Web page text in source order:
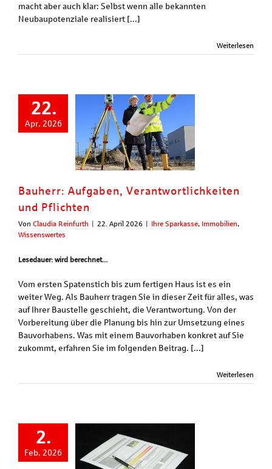
macht aber auch klar: Selbst wenn alle bekannten
Neubaupotenziale realisiert [...]
Weiterlesen
22.
Apr. 2026
Bauherr: Aufgaben, Verantwortlichkeiten
und Pflichten
Von Claudia Reinfurth | 22. April 2026 | Ihre Sparkasse, Immobilien,
Wissenswertes
Lesedauer: wird berechnet...
Vom ersten Spatenstich bis zum fertigen Haus ist es ein
weiter Weg. Als Bauherr tragen Sie in dieser Zeit für alles, was
auf Ihrer Baustelle geschieht, die Verantwortung. Von der
Vorbereitung über die Planung bis hin zur Umsetzung eines
Bauvorhabens. Was mit einem Bauvorhaben konkret auf Sie
zukommt, erfahren Sie im folgenden Beitrag. [...]
Weiterlesen
2.
Feb. 2026